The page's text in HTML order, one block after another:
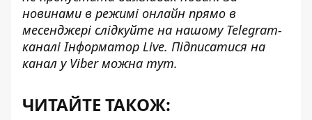
новинами в режимі онлайн прямо в
месенджері слідкуйте на нашому Telegram-
каналіІнформатор Live. Підписатися на
канал у Viber можна тут.
ЧИТАЙТЕ ТАКОЖ: